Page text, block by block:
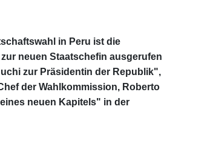
in Peru ist die
neuen Staatschefin ausgerufen
zur Präsidentin der Republik",
der Wahlkommission, Roberto
neuen Kapitels" in der